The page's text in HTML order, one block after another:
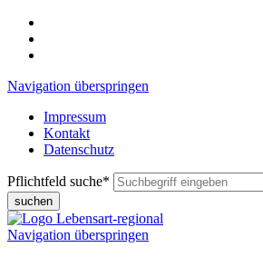
Navigation überspringen
Impressum
Kontakt
Datenschutz
Pflichtfeld suche*
suchen
Navigation überspringen